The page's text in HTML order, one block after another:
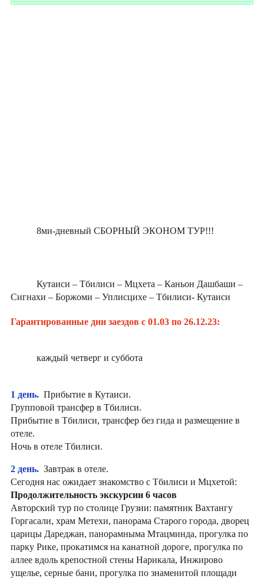
8ми-дневный СБОРНЫЙ ЭКОНОМ ТУР!!!
Кутаиси – Тбилиси – Мцхета – Каньон Дашбаши –
Сигнахи – Боржоми – Уплисцихе – Тбилиси- Кутаиси
Гарантированные дни заездов с 01.03 по 26.12.23:
каждый четверг и суббота
1 день. Прибытие в Кутаиси.
Групповой трансфер в Тбилиси.
Прибытие в Тбилиси, трансфер без гида и размещение в
отеле.
Ночь в отеле Тбилиси.
2 день. Завтрак в отеле.
Сегодня нас ожидает знакомство с Тбилиси и Мцхетой:
Продолжительность экскурсии 6 часов
Авторский тур по столице Грузии: памятник Вахтангу
Горгасали, храм Метехи, панорама Старого города, дворец
царицы Дареджан, панорамныма Мтацминда, прогулка по
парку Рике, прокатимся на канатной дороге, прогулка по
аллее вдоль крепостной стены Нарикала, Инжирово
ущелье, серные бани, прогулка по знаменитой площади